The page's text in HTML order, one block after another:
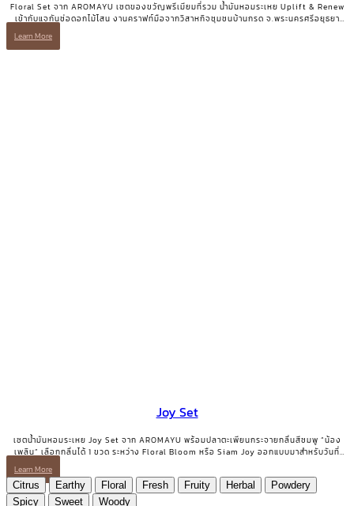
Floral Set จาก AROMAYU เซตของขวัญพรีเมียมที่รวม น้ำมันหอมระเหย Uplift & Renew
เข้ากับแจกันช่อดอกไม้โสน งานคราฟท์มือจากวิสาหกิจชุมชนบ้านกรด จ.พระนครศรีอยุธยา
Learn More
Joy Set
เซตน้ำมันหอมระเหย Joy Set จาก AROMAYU พร้อมปลาตะเพียนกระจายกลิ่นสีชมพู “น้อง
เพลิน” เลือกกลิ่นได้ 1 ขวด ระหว่าง Floral Bloom หรือ Siam Joy ออกแบบมาสำหรับวันที่
Learn More
Citrus
Earthy Floral Fresh Fruity Herbal
Powdery
Spicy
Sweet Woody